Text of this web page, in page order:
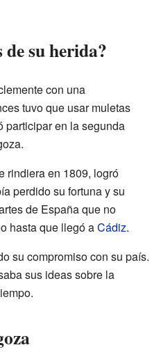
de su herida?
con una
tuvo que usar muletas
participar en la segunda
rindiera en 1809, logró
perdido su fortuna y su
de España que no
hasta que llegó aCádiz.
su compromiso con su país.
sus ideas sobre la